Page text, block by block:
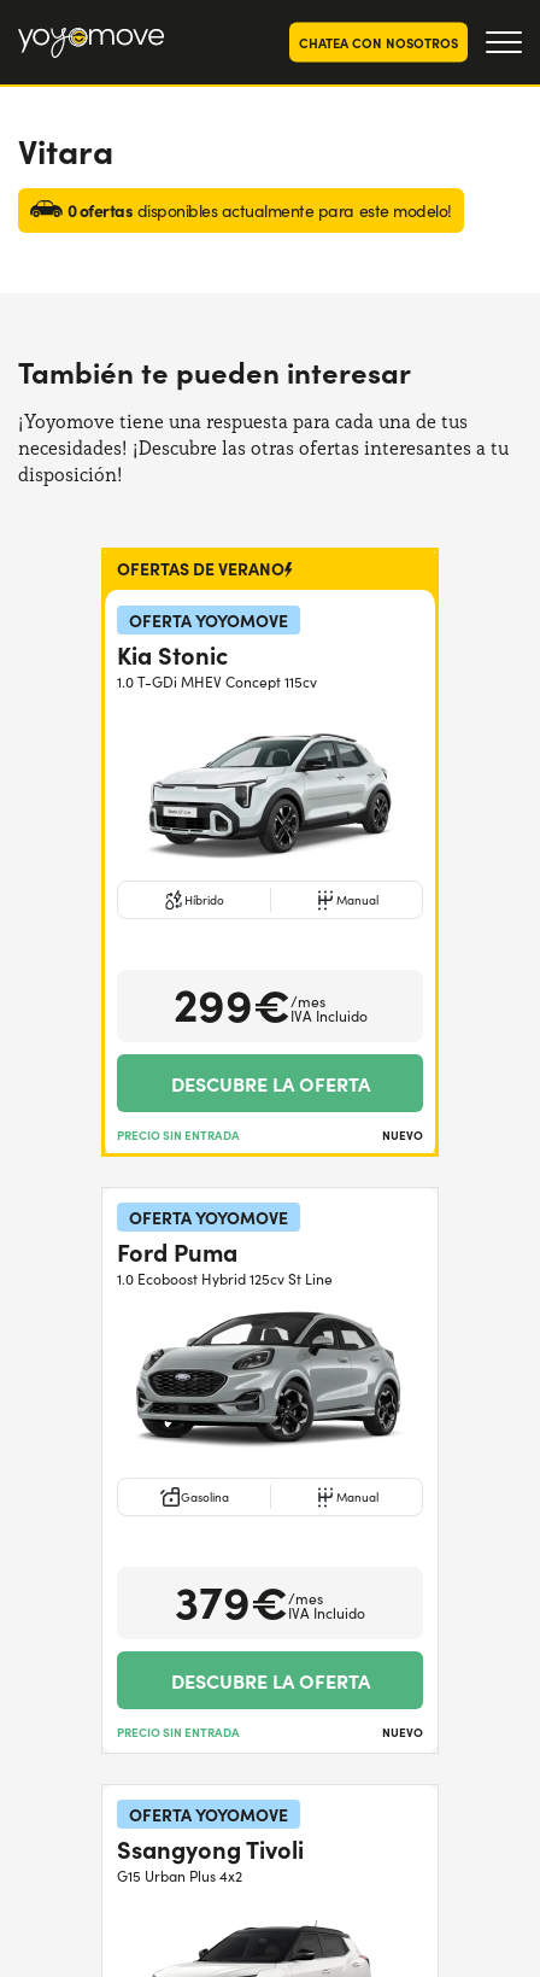
CHATEA CON NOSOTROS
Particulares
Autónomos y Empresas
OFERTAS RENTING
SEGUNDA MANO
Nuestra historia
Trabaja con nosotros
CÓMO FUNCIONA
POR QUÉ CONVIENE
¿Necesitas ayuda?
Vitara
0 ofertas disponibles actualmente para este modelo!
También te pueden interesar
¡Yoyomove tiene una respuesta para cada una de tus
necesidades! ¡Descubre las otras ofertas interesantes a tu
disposición!
OFERTAS DE VERANO
OFERTA YOYOMOVE
Kia Stonic
1.0 T-GDi MHEV Concept 115cv
Híbrido Manual
299€/mes
IVA Incluido
DESCUBRE LA OFERTA
PRECIO SIN ENTRADA NUEVO
OFERTA YOYOMOVE
Ford Puma
1.0 Ecoboost Hybrid 125cv St Line
Gasolina Manual
379€/mes
IVA Incluido
DESCUBRE LA OFERTA
PRECIO SIN ENTRADA NUEVO
OFERTA YOYOMOVE
Ssangyong Tivoli
G15 Urban Plus 4x2